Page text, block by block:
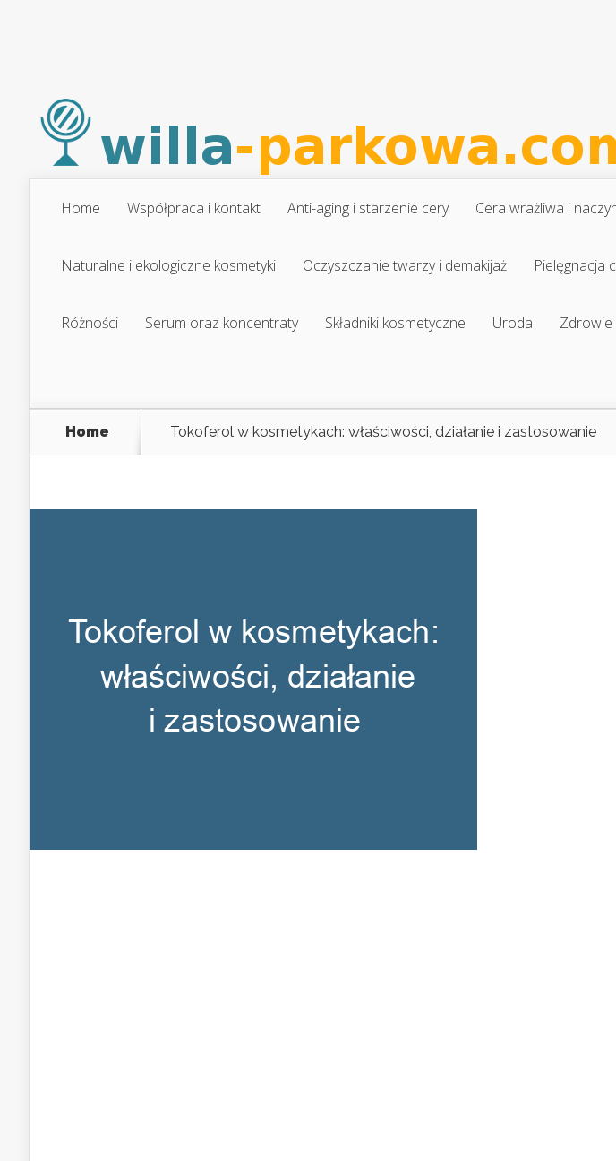
Home Współpraca i kontakt Anti-aging i starzenie cery Cera wrażliwa i
Naturalne i ekologiczne kosmetyki Oczyszczanie twarzy i demakijaż Pielęgnacja
Różności Serum oraz koncentraty Składniki kosmetyczne Uroda Zdrowie
Home Tokoferol w kosmetykach: właściwości, działanie i zastosowanie